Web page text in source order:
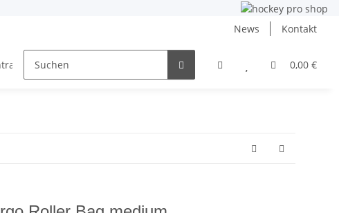
News Kontakt
0,00 €
NHL und DEB Angebote